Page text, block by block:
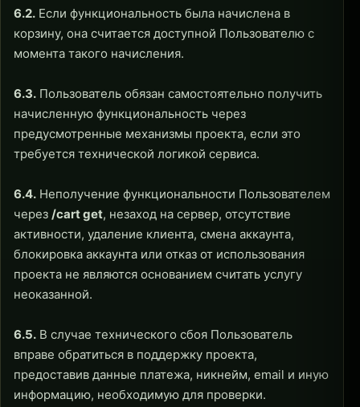
6.2. Если функциональность была начислена в
корзину, она считается доступной Пользователю с
момента такого начисления.
6.3. Пользователь обязан самостоятельно получить
начисленную функциональность через
предусмотренные механизмы проекта, если это
требуется технической логикой сервиса.
6.4. Неполучение функциональности Пользователем
через /cart get, незаход на сервер, отсутствие
активности, удаление клиента, смена аккаунта,
блокировка аккаунта или отказ от использования
проекта не являются основанием считать услугу
неоказанной.
6.5. В случае технического сбоя Пользователь
вправе обратиться в поддержку проекта,
предоставив данные платежа, никнейм, email и иную
информацию, необходимую для проверки.